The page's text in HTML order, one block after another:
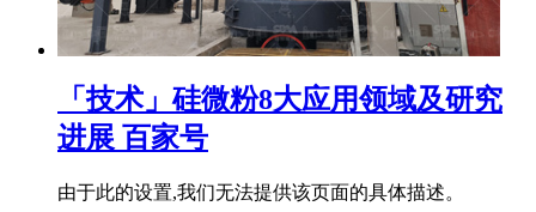
「技术」硅微粉8大应用领域及研究
进展 百家号
由于此的设置,我们无法提供该页面的具体描述。